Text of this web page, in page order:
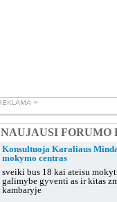
Konsultuoja Karaliaus
mokymo centras
sveiki bus 18 kai ateisu
galimybe gyventi as ir kitas
kambaryje
NAUJAUSI FORUMO